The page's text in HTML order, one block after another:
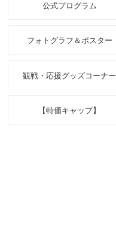
公式プログラム
フォトグラフ＆ポスター
観戦・応援グッズコーナー
【特価キャップ】